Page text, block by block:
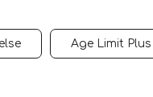
Age Limit Plus